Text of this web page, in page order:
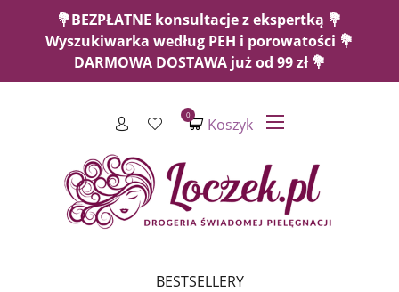
💐BEZPŁATNE konsultacje z ekspertką 💐
Wyszukiwarka według PEH i porowatości 💐
DARMOWA DOSTAWA już od 99 zł 💐
Koszyk
0
BESTSELLERY